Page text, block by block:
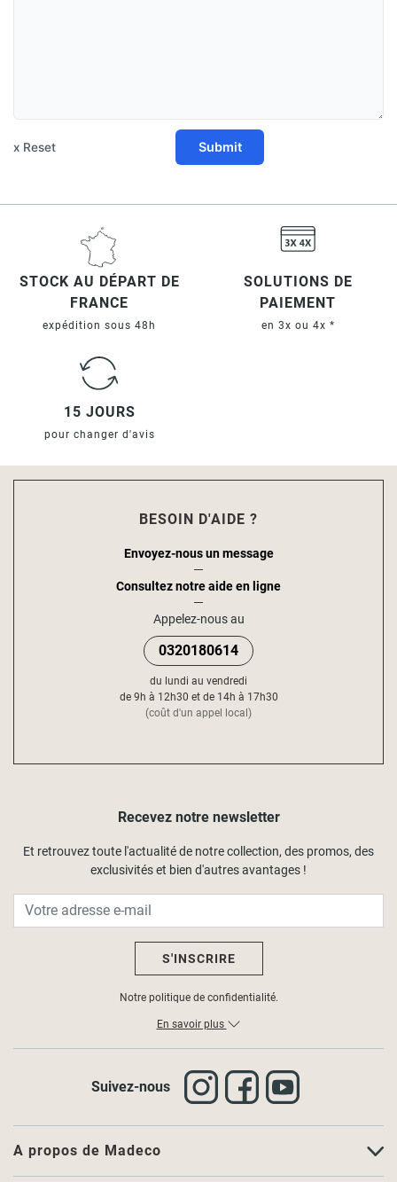
x Reset Submit
STOCK AU DÉPART DE
FRANCE
expédition sous 48h
SOLUTIONS DE
PAIEMENT
en 3x ou 4x *
15 JOURS
pour changer d'avis
A propos de Madeco
Recevez notre newsletter
Et retrouvez toute l'actualité de notre collection, des promos, des
exclusivités et bien d'autres avantages !
S'INSCRIRE
Notre politique de confidentialité.
En savoir plus
Suivez-nous
BESOIN D'AIDE ?
Envoyez-nous un message
Consultez notre aide en ligne
Appelez-nous au
0320180614
du lundi au vendredi
de 9h à 12h30 et de 14h à 17h30
(coût d'un appel local)